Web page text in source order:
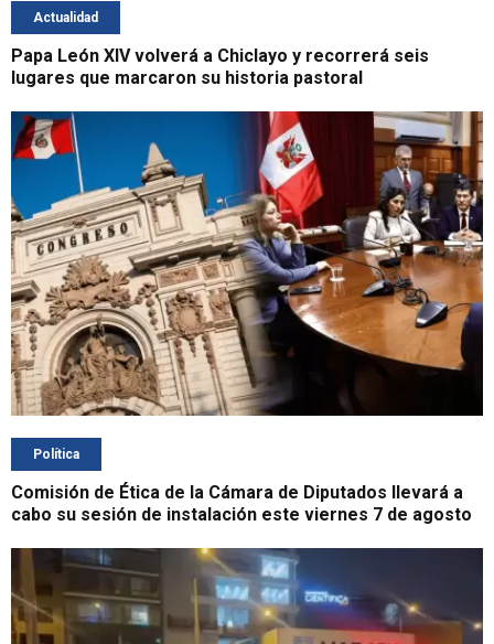
Actualidad
Papa León XIV volverá a Chiclayo y recorrerá seis
lugares que marcaron su historia pastoral
Política
Comisión de Ética de la Cámara de Diputados llevará a
cabo su sesión de instalación este viernes 7 de agosto